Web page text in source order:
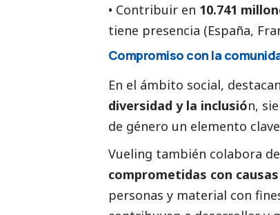
• Contribuir en 10.741
tiene presencia (España,
Compromiso con la
En el ámbito social,
diversidad y la inclusión,
de género un elemento
Vueling también colabora
comprometidas con
personas y material con